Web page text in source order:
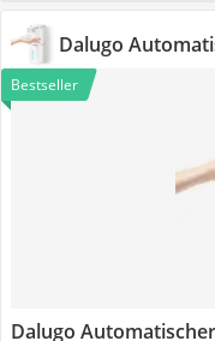
Dalugo
Bestseller
Dalugo